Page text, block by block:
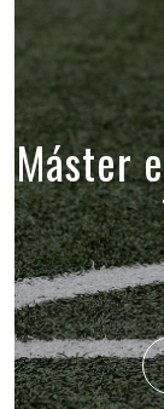
Máster